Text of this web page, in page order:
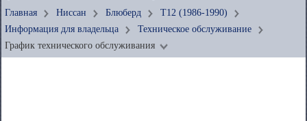
Главная Ниссан Блюберд
T12 (1986-1990)
Информация для владельца
Техническое обслуживание
График технического обслуживания